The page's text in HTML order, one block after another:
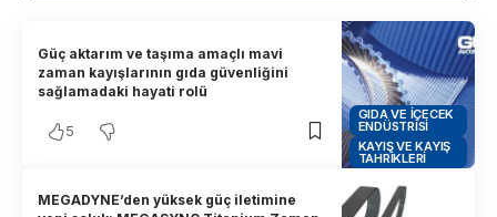
GIDA VE İÇECEK
ENDÜSTRISI
KAYIŞ VE KAYIŞ
TAHRIKLERI
Güç aktarım ve taşıma amaçlı mavi
zaman kayışlarının gıda güvenliğini
sağlamadaki hayati rolü
5
MEGADYNE’den yüksek güç iletimine